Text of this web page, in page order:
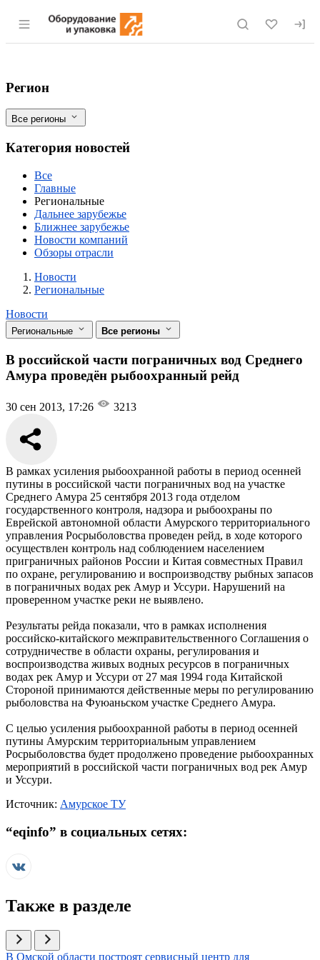
Раздел навигации по сайту eqinfo.ru
В российской части пограничных вод
Фильтры
Регион
Все регионы
Категория новостей
Все
Главные
Региональные
Дальнее зарубежье
Ближнее зарубежье
Новости компаний
Обзоры отрасли
Новости
Разделы
Новости
Региональные
Новости
Региональные Все регионы
В российской части пограничных вод Среднего
Амура проведён рыбоохранный рейд
30 сен 2013, 17:26 3213
В рамках усиления рыбоохранной работы в период осенней
путины в российской части пограничных вод на участке
Среднего Амура 25 сентября 2013 года отделом
государственного контроля, надзора и рыбоохраны по
Еврейской автономной области Амурского территориального
управления Росрыболовства проведен рейд, в ходе которого
осуществлен контроль над соблюдением населением
приграничных районов России и Китая совместных Правил
по охране, регулированию и воспроизводству рыбных запасов
в пограничных водах рек Амур и Уссури. Нарушений на
проверенном участке реки не выявлено.
Результаты рейда показали, что в рамках исполнения
российско-китайского межправительственного Соглашения о
сотрудничестве в области охраны, регулирования и
воспроизводства живых водных ресурсов в пограничных
водах рек Амур и Уссури от 27 мая 1994 года Китайской
Стороной принимаются действенные меры по регулированию
рыболовства на Фуюаньском участке Среднего Амура.
С целью усиления рыбоохранной работы в период осенней
путины Амурским территориальным управлением
Росрыболовства будет продолжено проведение рыбоохранных
мероприятий в российской части пограничных вод рек Амур
и Уссури.
Источник: Амурское ТУ
“eqinfo” в социальных сетях:
Также в разделе
Иллюстрация новости
В Омской области построят сервисный центр для